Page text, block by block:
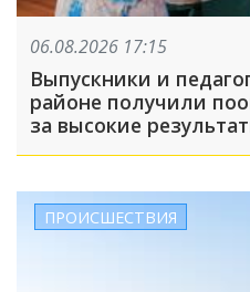
06.08.2026 17:15
Выпускники и
районе получили
за высокие
ПРОИСШЕСТВИЯ